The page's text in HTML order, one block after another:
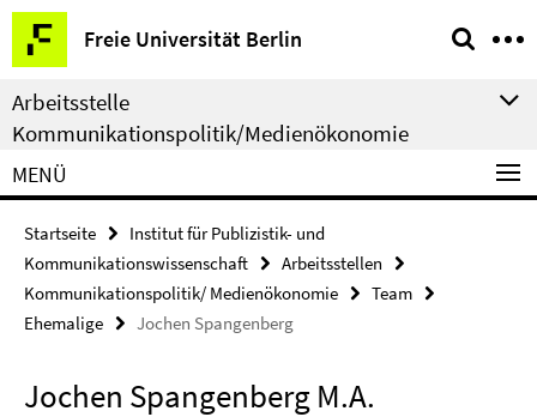
Springe
direkt
zu
Inhalt
Freie Universität Berlin
Service-
Navigation
Arbeitsstelle
Kommunikationspolitik/Medienökonomie
MENÜ
Startseite
Institut für Publizistik- und
Kommunikationswissenschaft
Arbeitsstellen
Kommunikationspolitik/ Medienökonomie
Team
Ehemalige
Jochen Spangenberg
Jochen Spangenberg M.A.